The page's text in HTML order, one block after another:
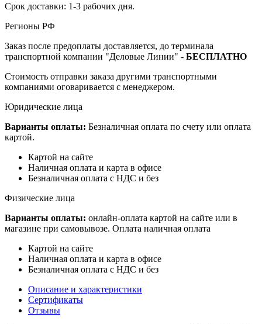
Срок доставки: 1-3 рабочих дня.
Регионы РФ
Заказ после предоплаты доставляется, до терминала
транспортной компании "Деловые Линии" - БЕСПЛАТНО
Стоимость отправки заказа другими транспортными
компаниями оговаривается с менеджером.
Юридические лица
Варианты оплаты: Безналичная оплата по счету или оплата
картой.
Картой на сайте
Наличная оплата и карта в офисе
Безналичная оплата с НДС и без
Физические лица
Варианты оплаты: онлайн-оплата картой на сайте или в
магазине при самовывозе. Оплата наличная оплата
Картой на сайте
Наличная оплата и карта в офисе
Безналичная оплата с НДС и без
Описание и характеристики
Сертификаты
Отзывы